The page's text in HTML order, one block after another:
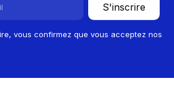
S'inscrire
vous confirmez que vous acceptez nos